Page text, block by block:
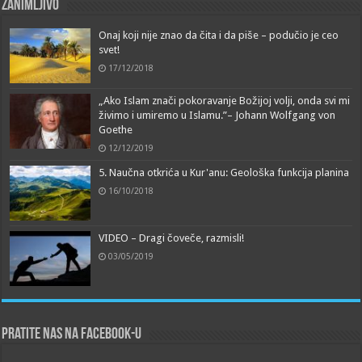
Zanimljivo
Onaj koji nije znao da čita i da piše – podučio je ceo
svet!
17/12/2018
„Ako Islam znači pokoravanje Božijoj volji, onda svi mi
živimo i umiremo u Islamu.”– Johann Wolfgang von
Goethe
12/12/2019
5. Naučna otkrića u Kur'anu: Geološka funkcija planina
16/10/2018
VIDEO – Dragi čoveče, razmisli!
03/05/2019
Pratite nas na Facebook-u